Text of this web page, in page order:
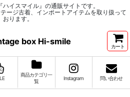
イスマイル』の通販サイトです。
ージ古着、インポートアイテムを取り扱って
おります。
box Hi-smile
カート
商品カテゴリ一
覧
Instagram 問い合わせ